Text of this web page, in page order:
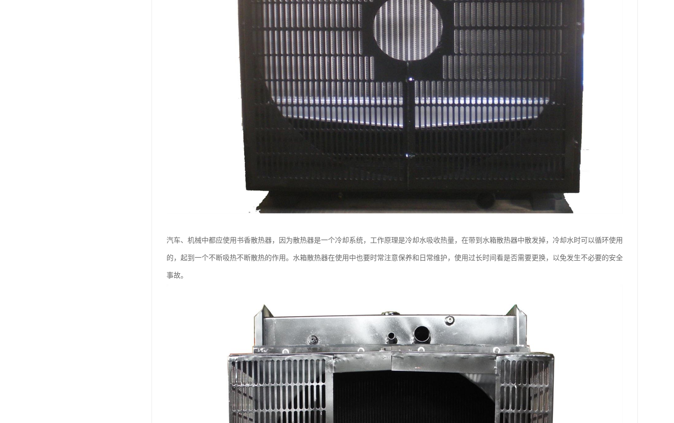
汽车、机械中都应使用书香散热器，因为散热器是一个冷却系统，工作原理是冷却水吸收热量，在带到水箱散热器中散发掉，冷却水时可以循环使用
的，起到一个不断吸热不断散热的作用。水箱散热器在使用中也要时常注意保养和日常维护，使用过长时间看是否需要更换，以免发生不必要的安全
事故。